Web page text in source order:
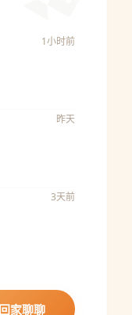
1小时前
昨天
3天前
回家聊聊